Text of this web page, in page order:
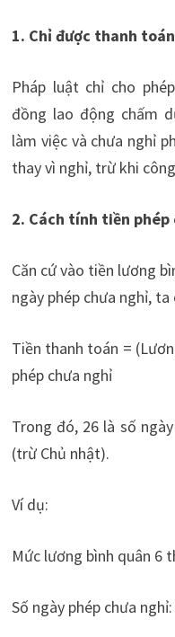
1. Chỉ được thanh
Pháp luật chỉ cho
đồng lao động chấm
làm việc và chưa nghỉ
thay vì nghỉ, trừ khi
2. Cách tính tiền phép
Căn cứ vào tiền lương
ngày phép chưa nghỉ,
Tiền thanh toán =
phép chưa nghỉ
Trong đó, 26 là số
(trừ Chủ nhật).
Ví dụ:
Mức lương bình quân 6
Số ngày phép chưa